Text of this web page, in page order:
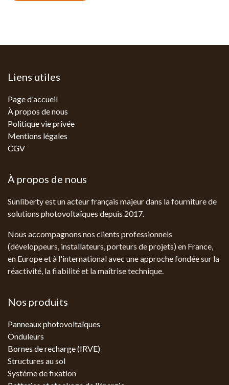
Liens utiles
Page d'accueil
À propos de nous
Politique vie privée
Mentions légales
CGV
À propos de nous
Sunliberty est un acteur français majeur dans la fourniture de
solutions photovoltaïques depuis 2017.
Nous accompagnons nos clients professionnels
(développeurs, installateurs, porteurs de projets) en France,
en Europe et à l'international avec une approche fondée sur la
réactivité, la fiabilité et la maîtrise technique.
Nos produits
Panneaux photovoltaïques
Onduleurs
Bornes de recharge (IRVE)
Structures au sol
Système de fixation